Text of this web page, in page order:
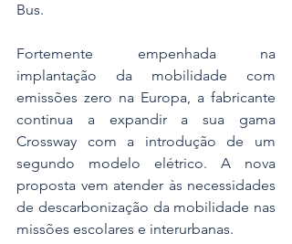
Bus.
Fortemente empenhada na
implantação da mobilidade com
emissões zero na Europa, a fabricante
continua a expandir a sua gama
Crossway com a introdução de um
segundo modelo elétrico. A nova
proposta vem atender às necessidades
de descarbonização da mobilidade nas
missões escolares e interurbanas.